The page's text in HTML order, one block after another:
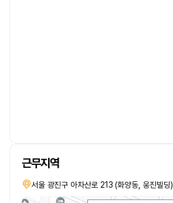
근무지역
서울 광진구 아차산로 213 (화양동, 웅진빌딩)